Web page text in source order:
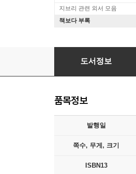
지브리 관련 외서 모음
책보다 부록
What Money Can't Buy
도서정보
품목정보
발행일
쪽수, 무게, 크기
ISBN13